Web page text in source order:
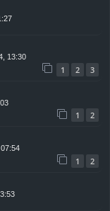
13:30
1 2 3
1 2
1 2